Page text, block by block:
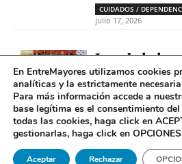
CUIDADOS /
julio 17, 2026
La soledad no
cinco veces
personas
problemas
SOLEDAD NO DESEADA
En EntreMayores utilizamos cookies
analíticas y la estrictamente
Para más información accede a
base legítima es el consentimiento
todas las cookies, haga click en
gestionarlas, haga click en
Aceptar Rechazar